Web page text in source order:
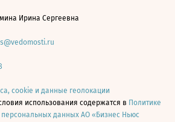
Ирина Сергеевна
cookie и данные геолокации
использования содержатся в Политике
данных АО «Бизнес Ньюс